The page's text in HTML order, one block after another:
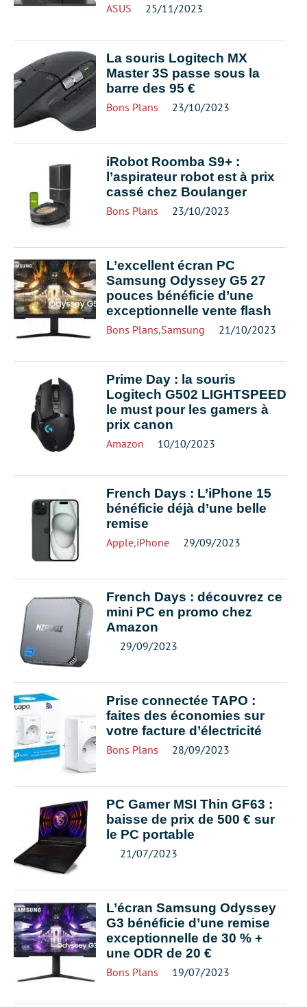
ASUS 25/11/2023
La souris Logitech MX
Master 3S passe sous la
barre des 95 €
Bons Plans 23/10/2023
iRobot Roomba S9+ :
l’aspirateur robot est à prix
cassé chez Boulanger
Bons Plans 23/10/2023
L’excellent écran PC
Samsung Odyssey G5 27
pouces bénéficie d’une
exceptionnelle vente flash
Bons Plans,Samsung 21/10/2023
Prime Day : la souris
Logitech G502 LIGHTSPEED
le must pour les gamers à
prix canon
Amazon 10/10/2023
French Days : L’iPhone 15
bénéficie déjà d’une belle
remise
Apple,iPhone 29/09/2023
French Days : découvrez ce
mini PC en promo chez
Amazon
29/09/2023
Prise connectée TAPO :
faites des économies sur
votre facture d’électricité
Bons Plans 28/09/2023
PC Gamer MSI Thin GF63 :
baisse de prix de 500 € sur
le PC portable
21/07/2023
L’écran Samsung Odyssey
G3 bénéficie d’une remise
exceptionnelle de 30 % +
une ODR de 20 €
Bons Plans 19/07/2023